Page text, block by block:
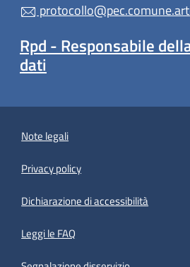
Rpd - Responsabile
dati
Note legali
Privacy policy
Dichiarazione di accessibilità
Leggi le FAQ